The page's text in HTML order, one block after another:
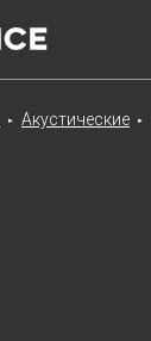
► Акустические ►